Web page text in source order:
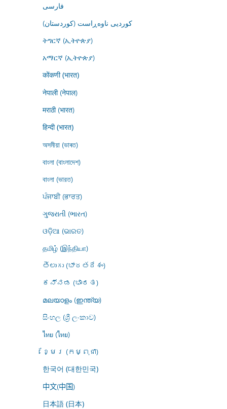
فارسى
کوردیی ناوەڕاست (کوردستان)
ትግርኛ (ኢትዮጵያ)
አማርኛ (ኢትዮጵያ)
कोंकणी (भारत)
नेपाली (नेपाल)
मराठी (भारत)
हिन्दी (भारत)
অসমীয়া (ভাৰত)
বাংলা (বাংলাদেশ)
বাংলা (ভারত)
ਪੰਜਾਬੀ (ਭਾਰਤ)
ગુજરાતી (ભારત)
ଓଡ଼ିଆ (ଭାରତ)
தமிழ் (இந்தியா)
తెలుగు (భారతదేశం)
ಕನ್ನಡ (ಭಾರತ)
മലയാളം (ഇന്ത്യ)
සිංහල (ශ්‍රී ලංකාව)
ไทย (ไทย)
ខ្មែរ (កម្ពុជា)
한국어 (대한민국)
中文(中国)
日本語 (日本)